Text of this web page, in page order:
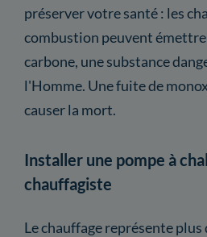
préserver votre santé : les
combustion peuvent
carbone, une substance
l'Homme. Une fuite de
causer la mort.
Installer une pompe à
chauffagiste
Le chauffage représente plus